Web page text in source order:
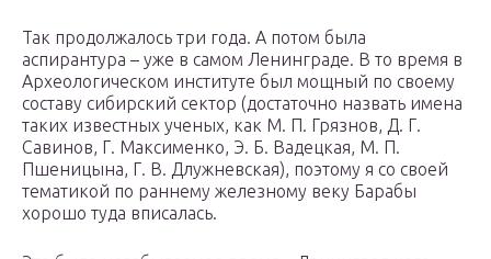
Так продолжалось три года. А потом была
аспирантура – уже в самом Ленинграде. В то время в
Археологическом институте был мощный по своему
составу сибирский сектор (достаточно назвать имена
таких известных ученых, как М. П. Грязнов, Д. Г.
Савинов, Г. Максименко, Э. Б. Вадецкая, М. П.
Пшеницына, Г. В. Длужневская), поэтому я со своей
тематикой по раннему железному веку Барабы
хорошо туда вписалась.